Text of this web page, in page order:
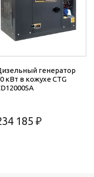
генератор
кВт в кожухе CTG
185 ₽